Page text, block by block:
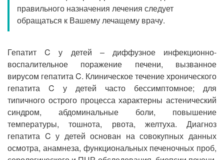
Прием кардиолога
правильного назначения лечения следует
обращаться к Вашему лечащему врачу.
Гепатит C у детей – диффузное инфекционно-
воспалительное поражение печени, вызванное
вирусом гепатита C. Клиническое течение хронического
гепатита C у детей часто бессимптомное; для
типичного острого процесса характерны астенический
синдром, абдоминальные боли, повышение
температуры, тошнота, рвота, желтуха. Диагноз
гепатита C у детей основан на совокупных данных
осмотра, анамнеза, функциональных печеночных проб,